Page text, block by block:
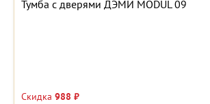
Тумба с дверями ДЭМИ MODUL 09
Скидка 988 ₽